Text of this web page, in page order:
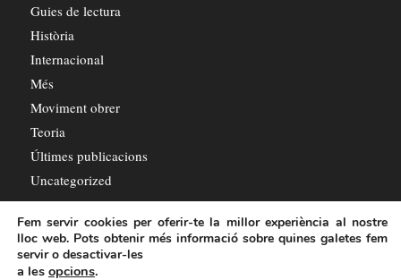
Guies de lectura
Història
Internacional
Més
Moviment obrer
Teoria
Últimes publicacions
Uncategorized
Fem servir cookies per oferir-te la millor experiència al nostre
lloc web. Pots obtenir més informació sobre quines galetes fem
servir o desactivar-les
a les opcions.